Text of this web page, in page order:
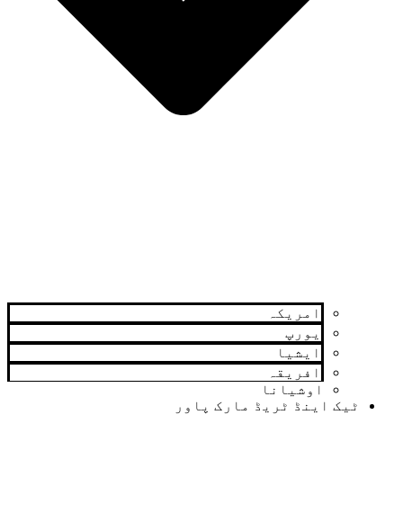
امریکہ
یورپ
ایشیا
افریقہ
اوشیانا
ٹیک اینڈ ٹریڈ مارک پاور